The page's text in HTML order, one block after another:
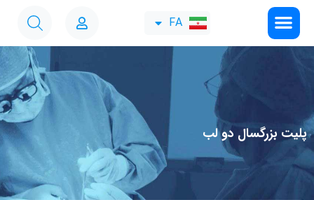
FA
EN
پلیت بزرگسال دو لب